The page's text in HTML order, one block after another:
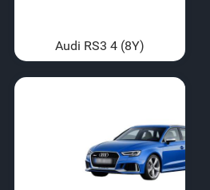
Audi RS3 4 (8Y)